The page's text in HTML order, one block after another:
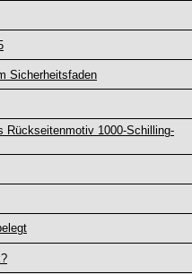
Sicherheitsfaden
Rückseitenmotiv 1000-Schilling-